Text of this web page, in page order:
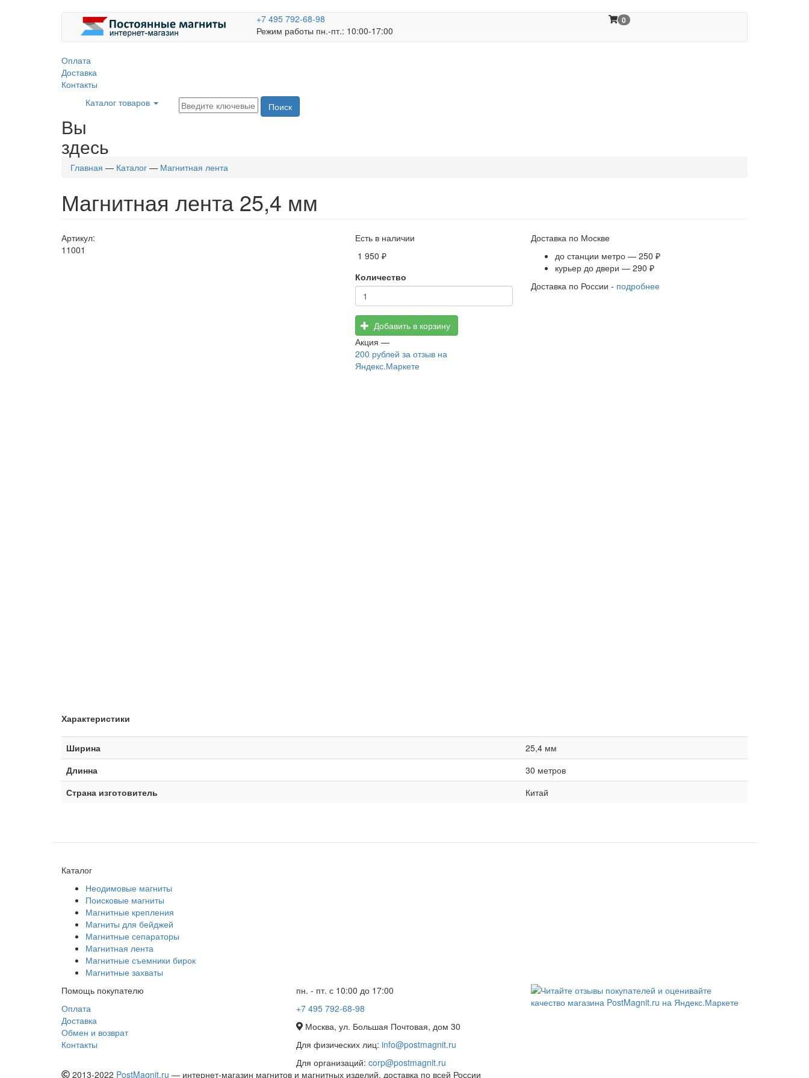
+7 495 792-68-98
Режим работы пн.-пт.: 10:00-17:00
0
Оплата
Доставка
Контакты
Каталог товаров
Поиск
Вы
здесь
Главная — Каталог — Магнитная лента
Магнитная лента 25,4 мм
Артикул:
11001
Есть в наличии
1 950 ₽
Количество
Добавить в корзину
Акция —
200 рублей за отзыв на
Яндекс.Маркете
Доставка по Москве
до станции метро — 250 ₽
курьер до двери — 290 ₽
Доставка по России - подробнее
Характеристики
Ширина
25,4 мм
Длинна
30 метров
Страна изготовитель
Китай
Каталог
Неодимовые магниты
Поисковые магниты
Магнитные крепления
Магниты для бейджей
Магнитные сепараторы
Магнитная лента
Магнитные съемники бирок
Магнитные захваты
Помощь покупателю
Оплата
Доставка
Обмен и возврат
Контакты
пн. - пт. с 10:00 до 17:00
+7 495 792-68-98
Москва, ул. Большая Почтовая, дом 30
Для физических лиц: info@postmagnit.ru
Для организаций: corp@postmagnit.ru
2013-2022 PostMagnit.ru — интернет-магазин магнитов и магнитных изделий, доставка по всей России